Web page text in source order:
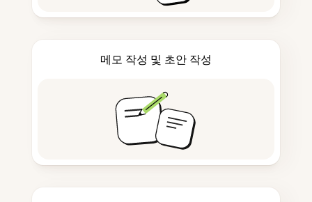
메모 작성 및 초안 작성